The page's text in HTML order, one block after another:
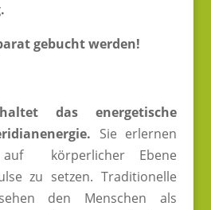
gebucht werden!
das energetische
Sie erlernen
auf körperlicher Ebene
zu setzen. Traditionelle
den Menschen als